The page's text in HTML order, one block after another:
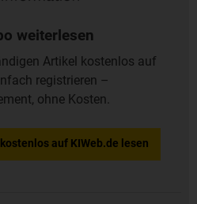
weiterlesen
Artikel kostenlos auf
registrieren –
ohne Kosten.
auf KIWeb.de lesen